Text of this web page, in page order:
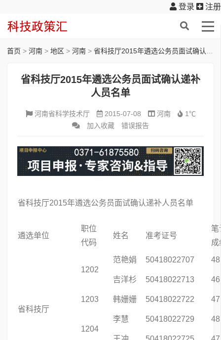
登录 注册
首页 > 河南 > 地区 > 河南 > 省科技厅2015年遴选公务员面试确认递补人员名单
省科技厅2015年遴选公务员面试确认递补
人员名单
河南省科学技术厅 2015-07-08 河南
1℃
加入收藏
错误报告
省科技厅2015年遴选公务员面试确认递补人员名单
遴选单位
职位
代码
姓名 准考证号
笔
成
省科技厅
1202
范艳娟 50418022707 48
吉洋杉 50418022713
1203 韩姗姗 50418022722 47
1204
李慧 50418022729 48